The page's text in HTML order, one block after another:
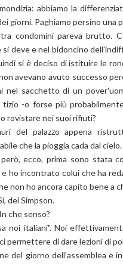
abbiamo la
giorni. Paghiamo persino una
condomini pareva brutto.
si deve e nel bidoncino
si è deciso di istituire le
avevano avuto successo
nel sacchetto di un
-o forse più
rovistare nei suoi rifiuti?
del palazzo appena
che la pioggia cada dal
ecco, prima sono stata
ho incontrato colui che ha
non ho ancora capito bene a
dei Simpson.
che senso?
noi italiani". Noi
permettere di dare lezioni di
del giorno dell'assemblea e